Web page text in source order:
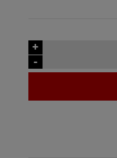
-
+